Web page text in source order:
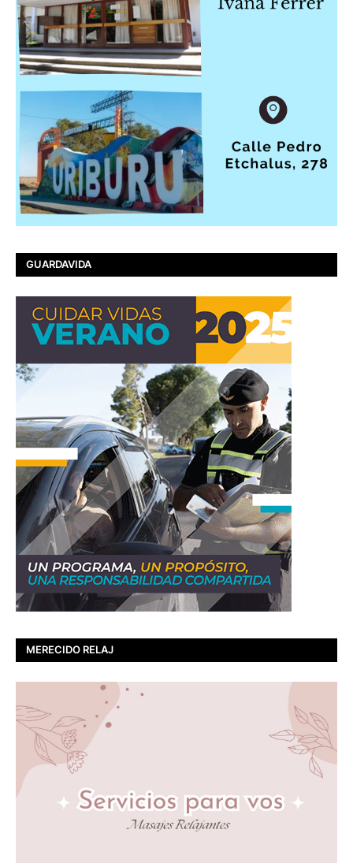
GUARDAVIDA
MERECIDO RELAJ